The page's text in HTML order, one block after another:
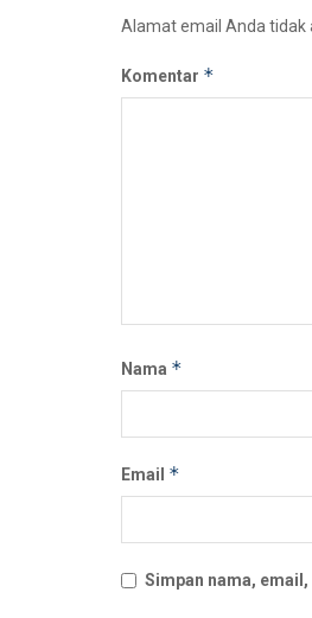
Alamat email Anda tidak
Komentar *
Nama *
Email *
Simpan nama,